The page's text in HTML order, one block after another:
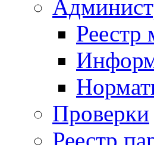
Реестр
Проверки
Реестр